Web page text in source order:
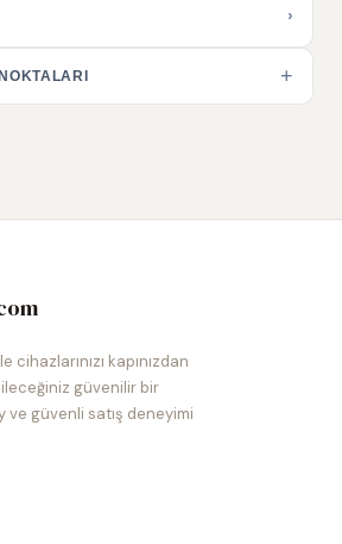
›
+
kapınızdan
güvenilir bir
ve güvenli satış deneyimi